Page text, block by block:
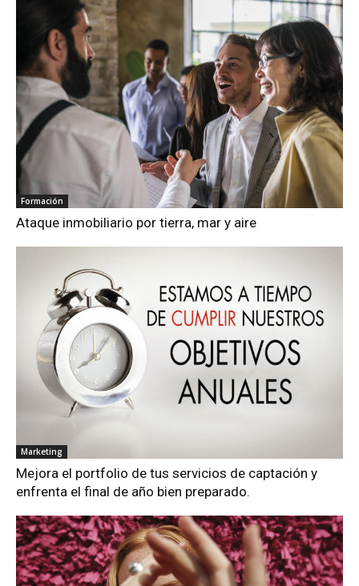
Formación
Ataque inmobiliario por tierra, mar y aire
Marketing
Mejora el portfolio de tus servicios de captación y
enfrenta el final de año bien preparado.